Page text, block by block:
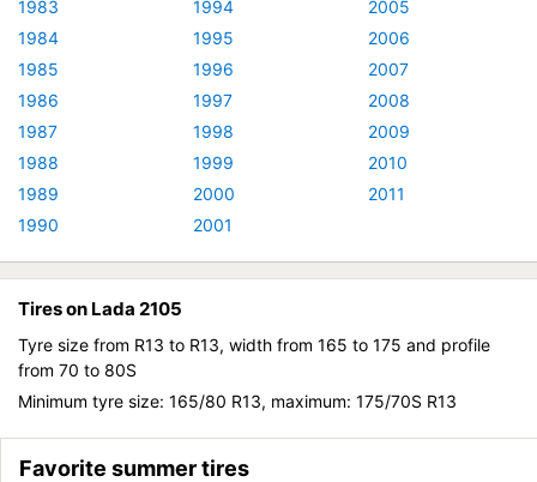
1983
1984
1985
1986
1987
1988
1989
1990
1994
1995
1996
1997
1998
1999
2000
2001
2005
2006
2007
2008
2009
2010
2011
Tires on Lada 2105
Tyre size from R13 to R13, width from 165 to 175 and profile
from 70 to 80S
Minimum tyre size: 165/80 R13, maximum: 175/70S R13
Favorite summer tires